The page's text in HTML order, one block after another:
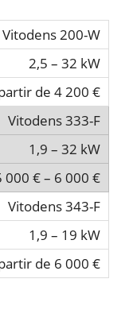
Vitodens 200-W
2,5 – 32 kW
de 4 200 €
Vitodens 333-F
1,9 – 32 kW
000 € – 6 000 €
Vitodens 343-F
1,9 – 19 kW
de 6 000 €